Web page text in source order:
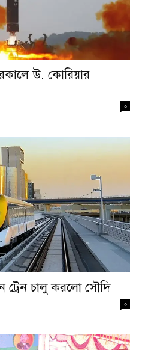
উ. কোরিয়ার
০
ট্রেন চালু করলো সৌদি
০